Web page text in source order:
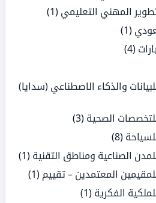
المهني التعليمي (1)
(1)
(4)
والذكاء الاصطناعي (سدايا)
الصحية (3)
(8)
الصناعية ومناطق التقنية (1)
المعتمدين – تقييم (1)
الفكرية (1)